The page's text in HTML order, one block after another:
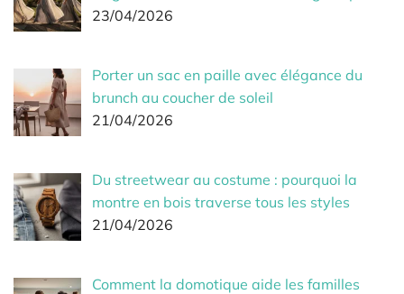
23/04/2026
Porter un sac en paille avec élégance du
brunch au coucher de soleil
21/04/2026
Du streetwear au costume : pourquoi la
montre en bois traverse tous les styles
21/04/2026
Comment la domotique aide les familles